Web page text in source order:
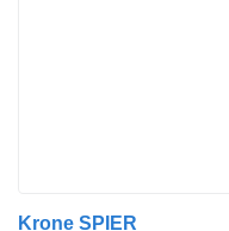
Krone SPIER